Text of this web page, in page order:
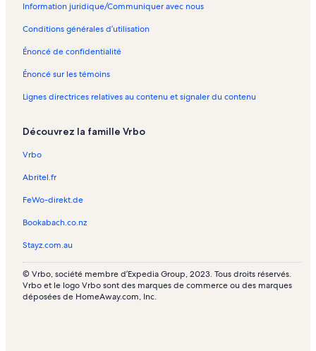
c
s
l
e
u
v
a
t
a
a
e
Information juridique/Communiquer avec nous
Conditions générales d’utilisation
Énoncé de confidentialité
Énoncé sur les témoins
Lignes directrices relatives au contenu et signaler du contenu
Découvrez la famille Vrbo
Vrbo
Abritel.fr
FeWo-direkt.de
Bookabach.co.nz
Stayz.com.au
© Vrbo, société membre d’Expedia Group, 2023. Tous droits réservés.
Vrbo et le logo Vrbo sont des marques de commerce ou des marques
déposées de HomeAway.com, Inc.